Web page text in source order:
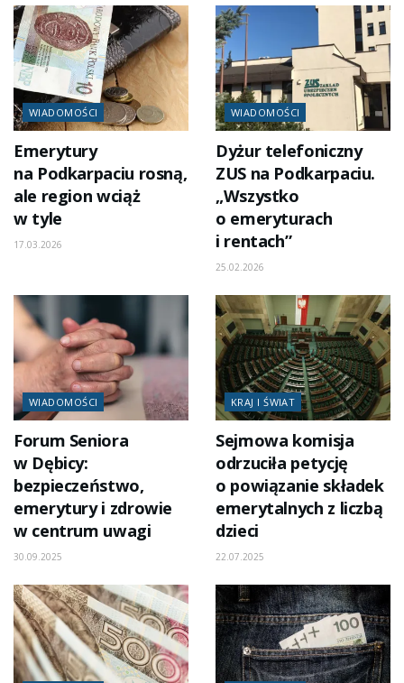
WIADOMOŚCI
Emerytury
na Podkarpaciu rosną,
ale region wciąż
w tyle
17.03.2026
WIADOMOŚCI
Dyżur telefoniczny
ZUS na Podkarpaciu.
„Wszystko
o emeryturach
i rentach”
25.02.2026
WIADOMOŚCI
Forum Seniora
w Dębicy:
bezpieczeństwo,
emerytury i zdrowie
w centrum uwagi
30.09.2025
KRAJ I ŚWIAT
Sejmowa komisja
odrzuciła petycję
o powiązanie składek
emerytalnych z liczbą
dzieci
22.07.2025